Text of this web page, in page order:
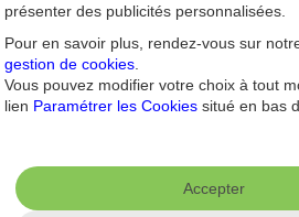
Droit au compte et clients fragiles
présenter des publicités personnalisées.
Pour en savoir plus, rendez-vous sur
gestion de cookies
Vous pouvez modifier votre choix à tout
lien Paramétrer les Cookies situé en bas
Accepter